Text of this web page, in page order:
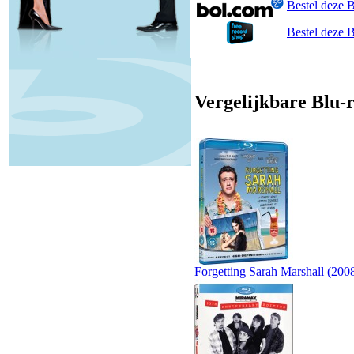
Bestel deze
Bestel deze
Vergelijkbare Blu-
Forgetting Sarah Marshall